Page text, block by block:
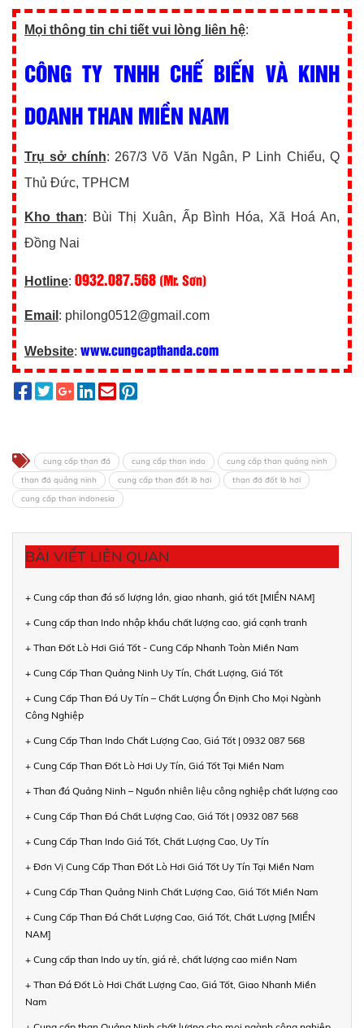
Mọi thông tin chi tiết vui lòng liên hệ:
CÔNG TY TNHH CHẾ BIẾN VÀ KINH
DOANH THAN MIỀN NAM
Trụ sở chính: 267/3 Võ Văn Ngân, P Linh Chiểu, Q
Thủ Đức, TPHCM
Kho than: Bùi Thị Xuân, Ấp Bình Hóa, Xã Hoá An,
Đồng Nai
Hotline: 0932.087.568 (Mr. Sơn)
Email : philong0512@gmail.com
Website: www.cungcapthanda.com
cung cấp than đá cung cấp than indo
cung cấp than quảng ninh
than đá quảng ninh
cung cấp than đốt lò hơi
than đá đốt lò hơi
cung cấp than indonesia
BÀI VIẾT LIÊN QUAN
+ Cung cấp than đá số lượng lớn, giao nhanh, giá tốt [MIỀN NAM]
+ Cung cấp than Indo nhập khẩu chất lượng cao, giá cạnh tranh
+ Than Đốt Lò Hơi Giá Tốt - Cung Cấp Nhanh Toàn Miền Nam
+ Cung Cấp Than Quảng Ninh Uy Tín, Chất Lượng, Giá Tốt
+ Cung Cấp Than Đá Uy Tín – Chất Lượng Ổn Định Cho Mọi Ngành
Công Nghiệp
+ Cung Cấp Than Indo Chất Lượng Cao, Giá Tốt | 0932 087 568
+ Cung Cấp Than Đốt Lò Hơi Uy Tín, Giá Tốt Tại Miền Nam
+ Than đá Quảng Ninh – Nguồn nhiên liệu công nghiệp chất lượng cao
+ Cung Cấp Than Đá Chất Lượng Cao, Giá Tốt | 0932 087 568
+ Cung Cấp Than Indo Giá Tốt, Chất Lượng Cao, Uy Tín
+ Đơn Vị Cung Cấp Than Đốt Lò Hơi Giá Tốt Uy Tín Tại Miền Nam
+ Cung Cấp Than Quảng Ninh Chất Lượng Cao, Giá Tốt Miền Nam
+ Cung Cấp Than Đá Chất Lượng Cao, Giá Tốt, Chất Lượng [MIỀN
NAM]
+ Cung cấp than Indo uy tín, giá rẻ, chất lượng cao miền Nam
+ Than Đá Đốt Lò Hơi Chất Lượng Cao, Giá Tốt, Giao Nhanh Miền
Nam